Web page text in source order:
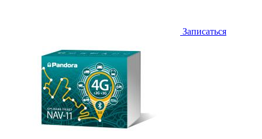
Записаться